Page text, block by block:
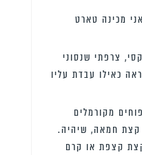
מכינה טארט
צרפתי שנסוני
כאילו עבדת עליו
מקורמלים
קצת חמאה, שיהיה.
קצפת או קרם